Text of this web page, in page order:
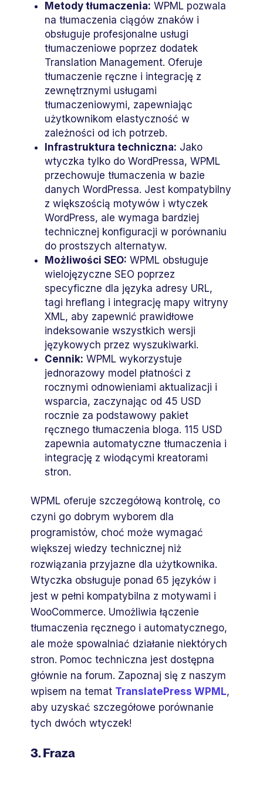
Metody tłumaczenia: WPML pozwala
na tłumaczenia ciągów znaków i
obsługuje profesjonalne usługi
tłumaczeniowe poprzez dodatek
Translation Management. Oferuje
tłumaczenie ręczne i integrację z
zewnętrznymi usługami
tłumaczeniowymi, zapewniając
użytkownikom elastyczność w
zależności od ich potrzeb.
Infrastruktura techniczna: Jako
wtyczka tylko do WordPressa, WPML
przechowuje tłumaczenia w bazie
danych WordPressa. Jest kompatybilny
z większością motywów i wtyczek
WordPress, ale wymaga bardziej
technicznej konfiguracji w porównaniu
do prostszych alternatyw.
Możliwości SEO: WPML obsługuje
wielojęzyczne SEO poprzez
specyficzne dla języka adresy URL,
tagi hreflang i integrację mapy witryny
XML, aby zapewnić prawidłowe
indeksowanie wszystkich wersji
językowych przez wyszukiwarki.
Cennik: WPML wykorzystuje
jednorazowy model płatności z
rocznymi odnowieniami aktualizacji i
wsparcia, zaczynając od 45 USD
rocznie za podstawowy pakiet
ręcznego tłumaczenia bloga. 115 USD
zapewnia automatyczne tłumaczenia i
integrację z wiodącymi kreatorami
stron.
WPML oferuje szczegółową kontrolę, co
czyni go dobrym wyborem dla
programistów, choć może wymagać
większej wiedzy technicznej niż
rozwiązania przyjazne dla użytkownika.
Wtyczka obsługuje ponad 65 języków i
jest w pełni kompatybilna z motywami i
WooCommerce. Umożliwia łączenie
tłumaczenia ręcznego i automatycznego,
ale może spowalniać działanie niektórych
stron. Pomoc techniczna jest dostępna
głównie na forum. Zapoznaj się z naszym
wpisem na temat TranslatePress WPML,
aby uzyskać szczegółowe porównanie
tych dwóch wtyczek!
3. Fraza